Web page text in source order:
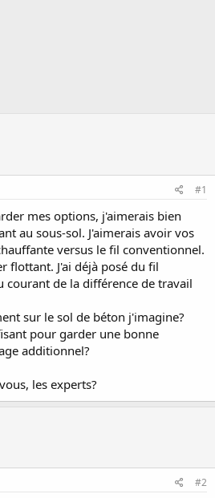
#1
mes options, j'aimerais bien
au sous-sol. J'aimerais avoir vos
versus le fil conventionnel.
flottant. J'ai déjà posé du fil
courant de la différence de travail
sur le sol de béton j'imagine?
pour garder une bonne
additionnel?
les experts?
#2